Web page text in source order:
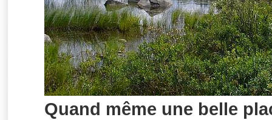
Quand même une belle